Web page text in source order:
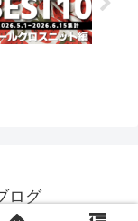
ログ